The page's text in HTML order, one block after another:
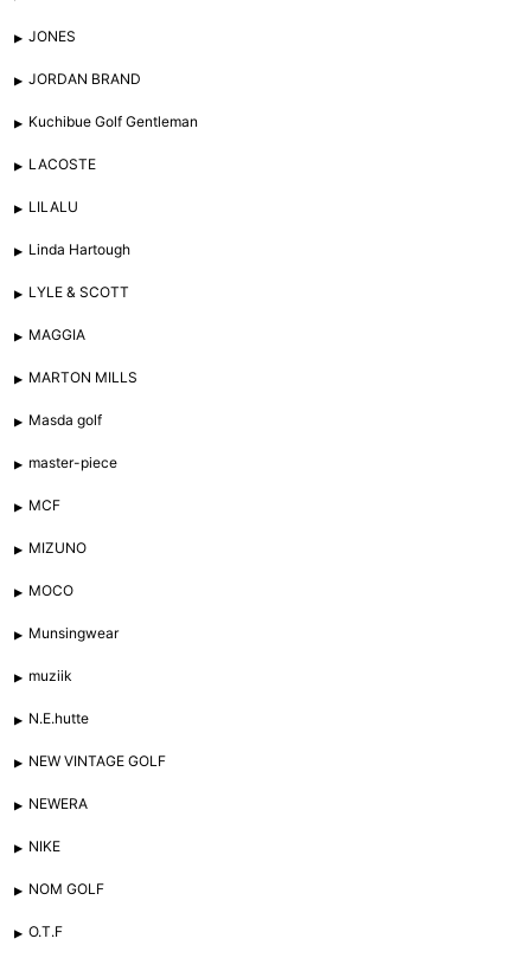
JONES
JORDAN BRAND
Kuchibue Golf Gentleman
LACOSTE
LILALU
Linda Hartough
LYLE & SCOTT
MAGGIA
MARTON MILLS
Masda golf
master-piece
MCF
MIZUNO
MOCO
Munsingwear
muziik
N.E.hutte
NEW VINTAGE GOLF
NEWERA
NIKE
NOM GOLF
O.T.F